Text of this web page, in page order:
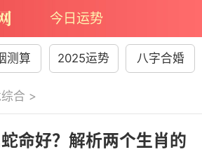
今日运势
测算 2025运势 八字合婚
合 >
命好？解析两个生肖的